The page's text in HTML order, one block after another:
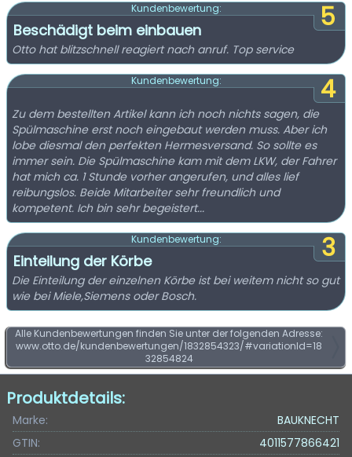
5
Kundenbewertung:
Beschädigt beim einbauen
Otto hat blitzschnell reagiert nach anruf. Top service
4
Kundenbewertung:
Zu dem bestellten Artikel kann ich noch nichts sagen, die
Spülmaschine erst noch eingebaut werden muss. Aber ich
lobe diesmal den perfekten Hermesversand. So sollte es
immer sein. Die Spülmaschine kam mit dem LKW, der Fahrer
hat mich ca. 1 Stunde vorher angerufen, und alles lief
reibungslos. Beide Mitarbeiter sehr freundlich und
kompetent. Ich bin sehr begeistert...
3
Kundenbewertung:
Einteilung der Körbe
Die Einteilung der einzelnen Körbe ist bei weitem nicht so gut
wie bei Miele,Siemens oder Bosch.
Alle Kundenbewertungen finden Sie unter der folgenden Adresse:
www.otto.de/kundenbewertungen/1832854323/#variationId=18
32854824
Produktdetails:
Marke:
BAUKNECHT
GTIN:
4011577866421